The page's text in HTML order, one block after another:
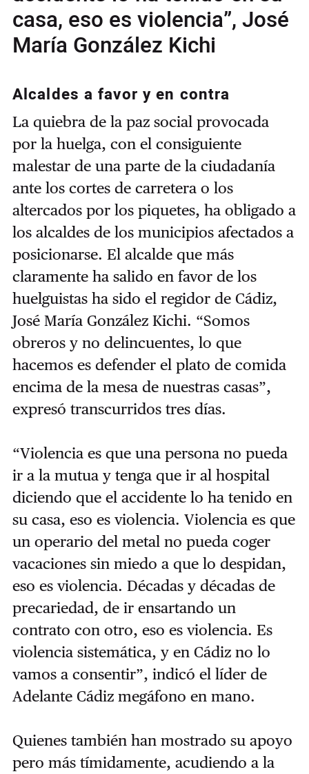
casa, eso es violencia”, José
María González Kichi
Alcaldes a favor y en contra
La quiebra de la paz social provocada
por la huelga, con el consiguiente
malestar de una parte de la ciudadanía
ante los cortes de carretera o los
altercados por los piquetes, ha obligado a
los alcaldes de los municipios afectados a
posicionarse. El alcalde que más
claramente ha salido en favor de los
huelguistas ha sido el regidor de Cádiz,
José María González Kichi. “Somos
obreros y no delincuentes, lo que
hacemos es defender el plato de comida
encima de la mesa de nuestras casas”,
expresó transcurridos tres días.
“Violencia es que una persona no pueda
ir a la mutua y tenga que ir al hospital
diciendo que el accidente lo ha tenido en
su casa, eso es violencia. Violencia es que
un operario del metal no pueda coger
vacaciones sin miedo a que lo despidan,
eso es violencia. Décadas y décadas de
precariedad, de ir ensartando un
contrato con otro, eso es violencia. Es
violencia sistemática, y en Cádiz no lo
vamos a consentir”, indicó el líder de
Adelante Cádiz megáfono en mano.
Quienes también han mostrado su apoyo
pero más tímidamente, acudiendo a la